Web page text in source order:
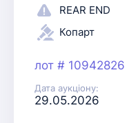
REAR END
Копарт
лот # 10942826
Дата аукціону:
29.05.2026